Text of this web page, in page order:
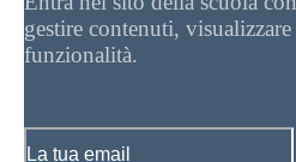
gestire contenuti,
funzionalità.